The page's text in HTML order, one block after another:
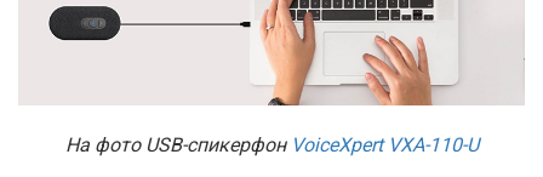
На фото USB-спикерфон VoiceXpert VXA-110-U